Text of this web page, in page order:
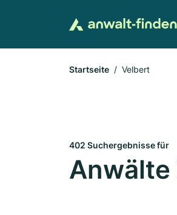
Startseite Velbert
402 Suchergebnisse für